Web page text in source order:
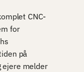
CNC-
for
på
ejere melder